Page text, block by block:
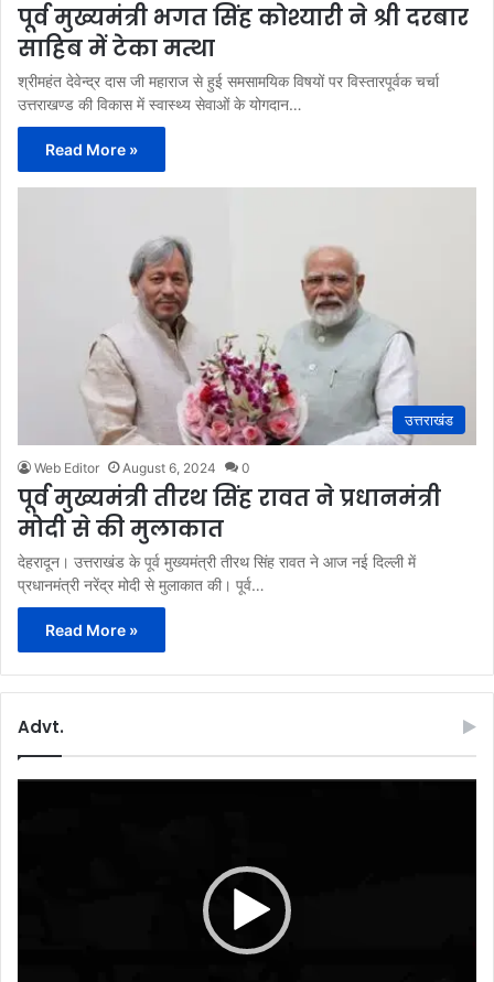
पूर्व मुख्यमंत्री भगत सिंह कोश्यारी ने श्री दरबार
साहिब में टेका मत्था
श्रीमहंत देवेन्द्र दास जी महाराज से हुई समसामयिक विषयों पर विस्तारपूर्वक चर्चा
उत्तराखण्ड की विकास में स्वास्थ्य सेवाओं के योगदान…
Read More »
उत्तराखंड
Web Editor August 6, 2024 0
पूर्व मुख्यमंत्री तीरथ सिंह रावत ने प्रधानमंत्री
मोदी से की मुलाकात
देहरादून। उत्तराखंड के पूर्व मुख्यमंत्री तीरथ सिंह रावत ने आज नई दिल्ली में
प्रधानमंत्री नरेंद्र मोदी से मुलाकात की। पूर्व…
Read More »
Advt.